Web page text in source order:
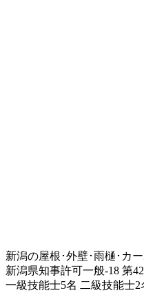
新潟の屋根･外壁･雨樋･カ
新潟県知事許可一般-18 第
一級技能士5名 二級技能士2